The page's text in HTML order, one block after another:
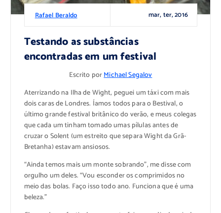
Rafael Beraldo mar, ter, 2016
Testando as substâncias
encontradas em um festival
Escrito porMichael Segalov
Aterrizando na Ilha de Wight, peguei um táxi com mais
dois caras de Londres. Íamos todos para o Bestival, o
último grande festival britânico do verão, e meus colegas
que cada um tinham tomado umas pílulas antes de
cruzar o Solent (um estreito que separa Wight da Grã-
Bretanha) estavam ansiosos.
“Ainda temos mais um monte sobrando”, me disse com
orgulho um deles. “Vou esconder os comprimidos no
meio das bolas. Faço isso todo ano. Funciona que é uma
beleza.”